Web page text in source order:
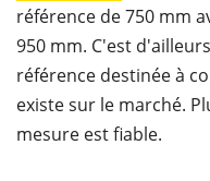
référence de 750 mm
950 mm. C'est
référence destinée à
existe sur le marché.
mesure est fiable.